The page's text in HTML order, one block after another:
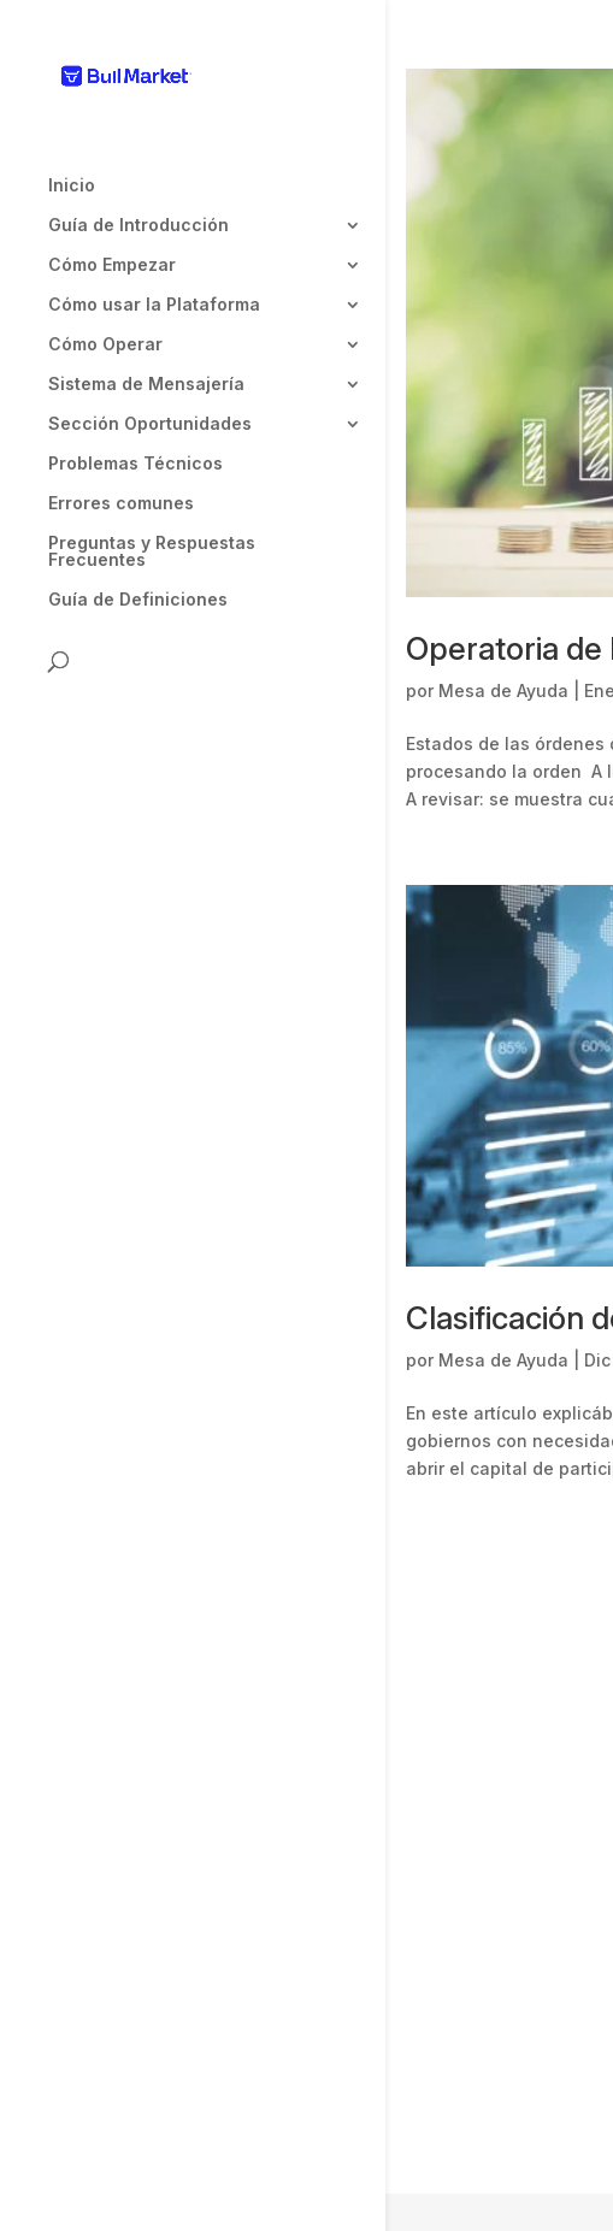
Inicio
Guía de Introducción
Cómo Empezar
Cómo usar la Plataforma
Cómo Operar
Sistema de Mensajería
Sección Oportunidades
Problemas Técnicos
Errores comunes
Preguntas y Respuestas
Frecuentes
Guía de Definiciones
Operatoria de
por Mesa de Ayuda
Estados de las órdenes
procesando la orden A
A revisar: se muestra
Clasificación
por Mesa de Ayuda
En este artículo
gobiernos con
abrir el capital de